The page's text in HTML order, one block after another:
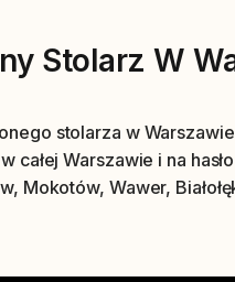
Stolarz W
stolarza w
całej Warszawie i na
Mokotów, Wawer,